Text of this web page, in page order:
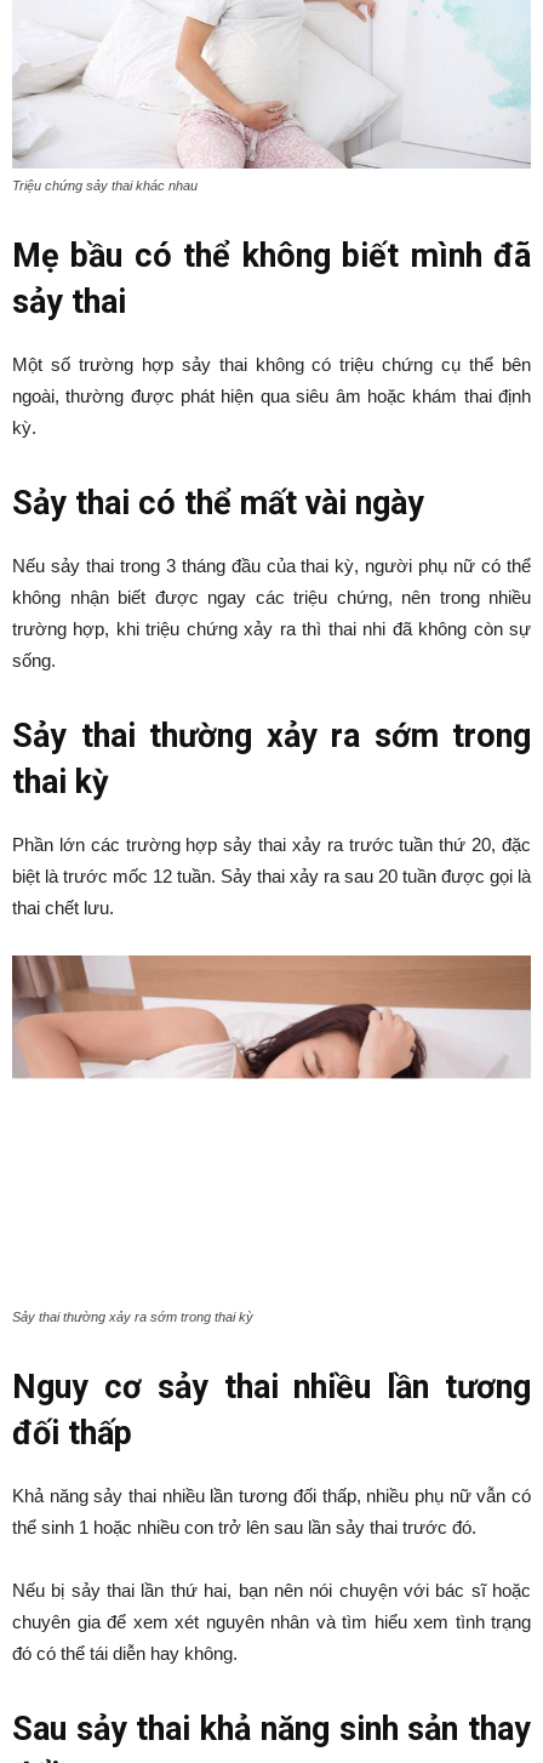
Triệu chứng sảy thai khác nhau
Mẹ bầu có thể không biết mình đã
sảy thai
Một số trường hợp sảy thai không có triệu chứng cụ thể bên
ngoài, thường được phát hiện qua siêu âm hoặc khám thai định
kỳ.
Sảy thai có thể mất vài ngày
Nếu sảy thai trong 3 tháng đầu của thai kỳ, người phụ nữ có thể
không nhận biết được ngay các triệu chứng, nên trong nhiều
trường hợp, khi triệu chứng xảy ra thì thai nhi đã không còn sự
sống.
Sảy thai thường xảy ra sớm trong
thai kỳ
Phần lớn các trường hợp sảy thai xảy ra trước tuần thứ 20, đặc
biệt là trước mốc 12 tuần. Sảy thai xảy ra sau 20 tuần được gọi là
thai chết lưu.
Sảy thai thường xảy ra sớm trong thai kỳ
Nguy cơ sảy thai nhiều lần tương
đối thấp
Khả năng sảy thai nhiều lần tương đối thấp, nhiều phụ nữ vẫn có
thể sinh 1 hoặc nhiều con trở lên sau lần sảy thai trước đó.
Nếu bị sảy thai lần thứ hai, bạn nên nói chuyện với bác sĩ hoặc
chuyên gia để xem xét nguyên nhân và tìm hiểu xem tình trạng
đó có thể tái diễn hay không.
Sau sảy thai khả năng sinh sản thay